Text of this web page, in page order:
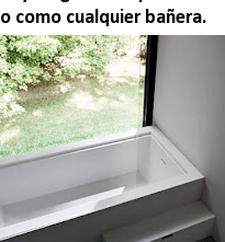
como cualquier bañera.